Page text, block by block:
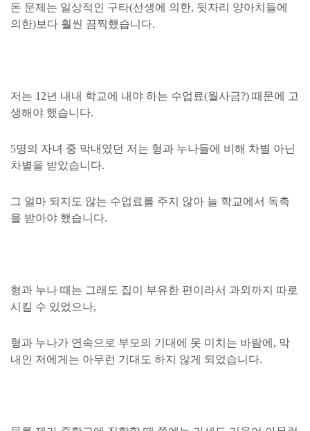
돈 문제는 일상적인 구타(선생에 의한, 뒷자리 양아치들에
의한)보다 훨씬 끔찍했습니다.
저는 12년 내내 학교에 내야 하는 수업료(월사금?) 때문에 고
생해야 했습니다.
5명의 자녀 중 막내였던 저는 형과 누나들에 비해 차별 아닌
차별을 받았습니다.
그 얼마 되지도 않는 수업료를 주지 않아 늘 학교에서 독촉
을 받아야 했습니다.
형과 누나 때는 그래도 집이 부유한 편이라서 과외까지 따로
시킬 수 있었으나,
형과 누나가 연속으로 부모의 기대에 못 미치는 바람에, 막
내인 저에게는 아무런 기대도 하지 않게 되었습니다.